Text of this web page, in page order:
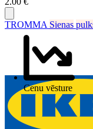
Cenu vēsture
TROMMA Sienas